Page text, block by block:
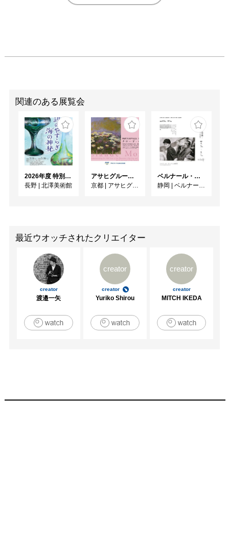
関連のある展覧会
2026年度 特別展「ガレとドーム、アール･ヌーヴォーのガラス 水辺のやすらぎ、海の神秘」
長野 | 北澤美術館
アサヒグループ大山崎山荘美術館 開館30周年記念展「没後100年 クロード・モネ」
京都 | アサヒグループ大山崎山荘美術館
ベルナール・ビュフェと写真 ーカメラがとらえたビュフェとその時代、そして21 世紀へ
静岡 | ベルナール・ビュフェ美術館
最近ウオッチされたクリエイター
creator
渡邉一矢
creator
creator
Yuriko Shirou
creator
creator
MITCH IKEDA